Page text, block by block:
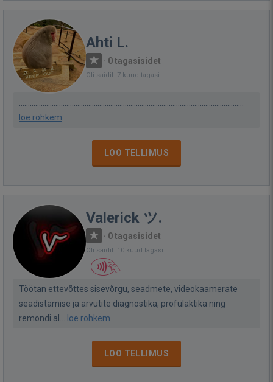
Ahti L.
· 0 tagasisidet
Oli saidil: 7 kuud tagasi
loe rohkem
LOO TELLIMUS
Valerick ツ.
· 0 tagasisidet
Oli saidil: 10 kuud tagasi
Töötan ettevõttes sisevõrgu, seadmete, videokaamerate
seadistamise ja arvutite diagnostika, profülaktika ning
remondi al...
loe rohkem
LOO TELLIMUS